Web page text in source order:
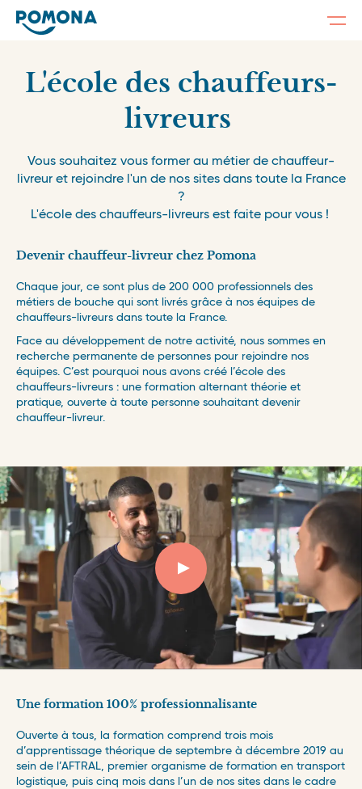
L'école des chauffeurs-
livreurs
Vous souhaitez vous former au métier de chauffeur-
livreur et rejoindre l'un de nos sites dans toute la France
?
L'école des chauffeurs-livreurs est faite pour vous !
Devenir chauffeur-livreur chez Pomona
Chaque jour, ce sont plus de 200 000 professionnels des
métiers de bouche qui sont livrés grâce à nos équipes de
chauffeurs-livreurs dans toute la France.
Face au développement de notre activité, nous sommes en
recherche permanente de personnes pour rejoindre nos
équipes. C’est pourquoi nous avons créé l’école des
chauffeurs-livreurs : une formation alternant théorie et
pratique, ouverte à toute personne souhaitant devenir
chauffeur-livreur.
Une formation 100% professionnalisante
Ouverte à tous, la formation comprend trois mois
d’apprentissage théorique de septembre à décembre 2019 au
sein de l’AFTRAL, premier organisme de formation en transport
logistique, puis cinq mois dans l’un de nos sites dans le cadre